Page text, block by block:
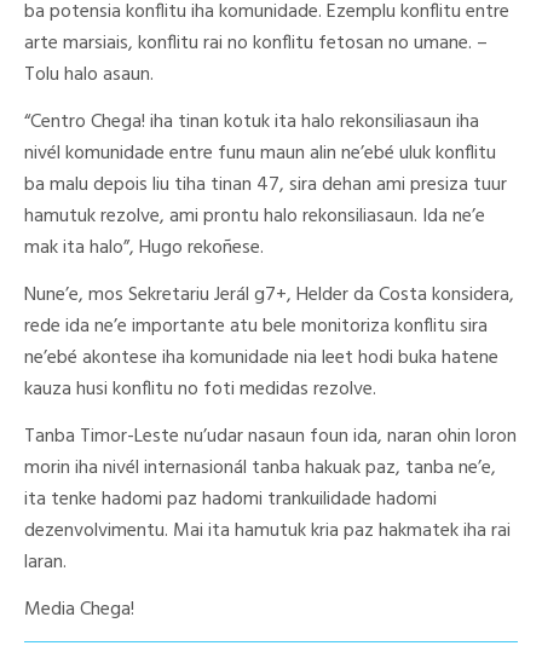
ba potensia konflitu iha komunidade. Ezemplu konflitu entre
arte marsiais, konflitu rai no konflitu fetosan no umane. –
Tolu halo asaun.
“Centro Chega! iha tinan kotuk ita halo rekonsiliasaun iha
nivél komunidade entre funu maun alin ne’ebé uluk konflitu
ba malu depois liu tiha tinan 47, sira dehan ami presiza tuur
hamutuk rezolve, ami prontu halo rekonsiliasaun. Ida ne’e
mak ita halo”, Hugo rekoñese.
Nune’e, mos Sekretariu Jerál g7+, Helder da Costa konsidera,
rede ida ne’e importante atu bele monitoriza konflitu sira
ne’ebé akontese iha komunidade nia leet hodi buka hatene
kauza husi konflitu no foti medidas rezolve.
Tanba Timor-Leste nu’udar nasaun foun ida, naran ohin loron
morin iha nivél internasionál tanba hakuak paz, tanba ne’e,
ita tenke hadomi paz hadomi trankuilidade hadomi
dezenvolvimentu. Mai ita hamutuk kria paz hakmatek iha rai
laran.
Media Chega!